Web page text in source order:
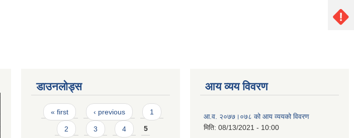
डाउनलोड्स
Pages
« first ‹ previous 1
2 3 4 5
आय व्यय विवरण
आ.व. २०७७।०७८ को आय व्ययको विवरण
मिति: 08/13/2021 - 10:00